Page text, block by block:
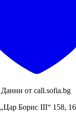
Данни от call.sofia.bg
Борис III“ 158,